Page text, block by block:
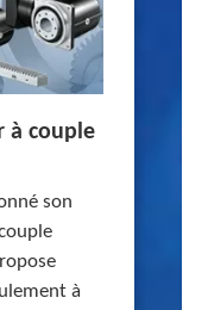
à couple
son
à